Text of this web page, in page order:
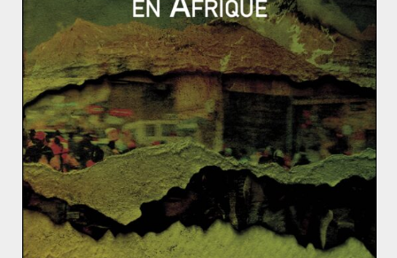
menace d’une guerre nucléaire. Cependant, la Russie
reste un membre à part entière du Conseil de sécurité
et peut opposer sonvetoà toutes sanctions annoncées.
De plus, l’OTAN n’interviendra pas en Ukraine car
l’alliance est en faveur d’une résolution diplomatique
de ce conflit. Elle a ajouté que si elle « s’implique dans
cette guerre, cela ne ferait qu’entraîner davantage de
dégâts ». Même si les pays ont mis en place un certain
nombre de sanctions économiques, aucune coalition
militaire n’est prévue à ce jour pour renforcer les rangs
ukrainiens.